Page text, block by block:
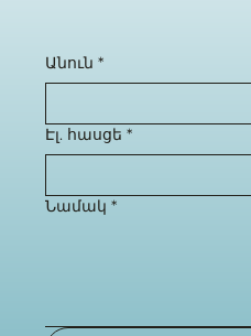
Անուն *
Էլ. հասցե *
Նամակ *